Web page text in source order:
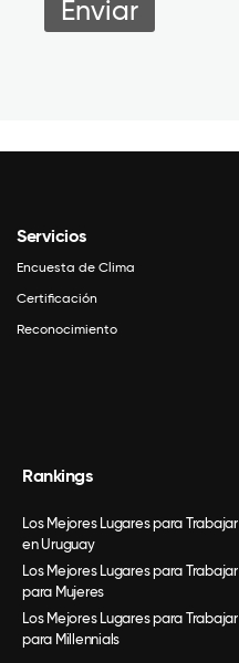
Servicios
Encuesta de Clima
Certificación
Reconocimiento
Rankings
Los Mejores Lugares para Trabajar
en Uruguay
Los Mejores Lugares para Trabajar
para Mujeres
Los Mejores Lugares para Trabajar
para Millennials